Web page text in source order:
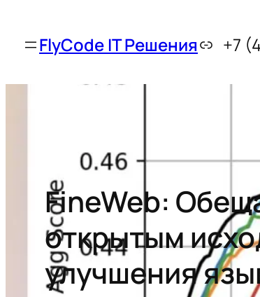
FlyCode IT Решения +7
FineWeb:
открытым
улучшения